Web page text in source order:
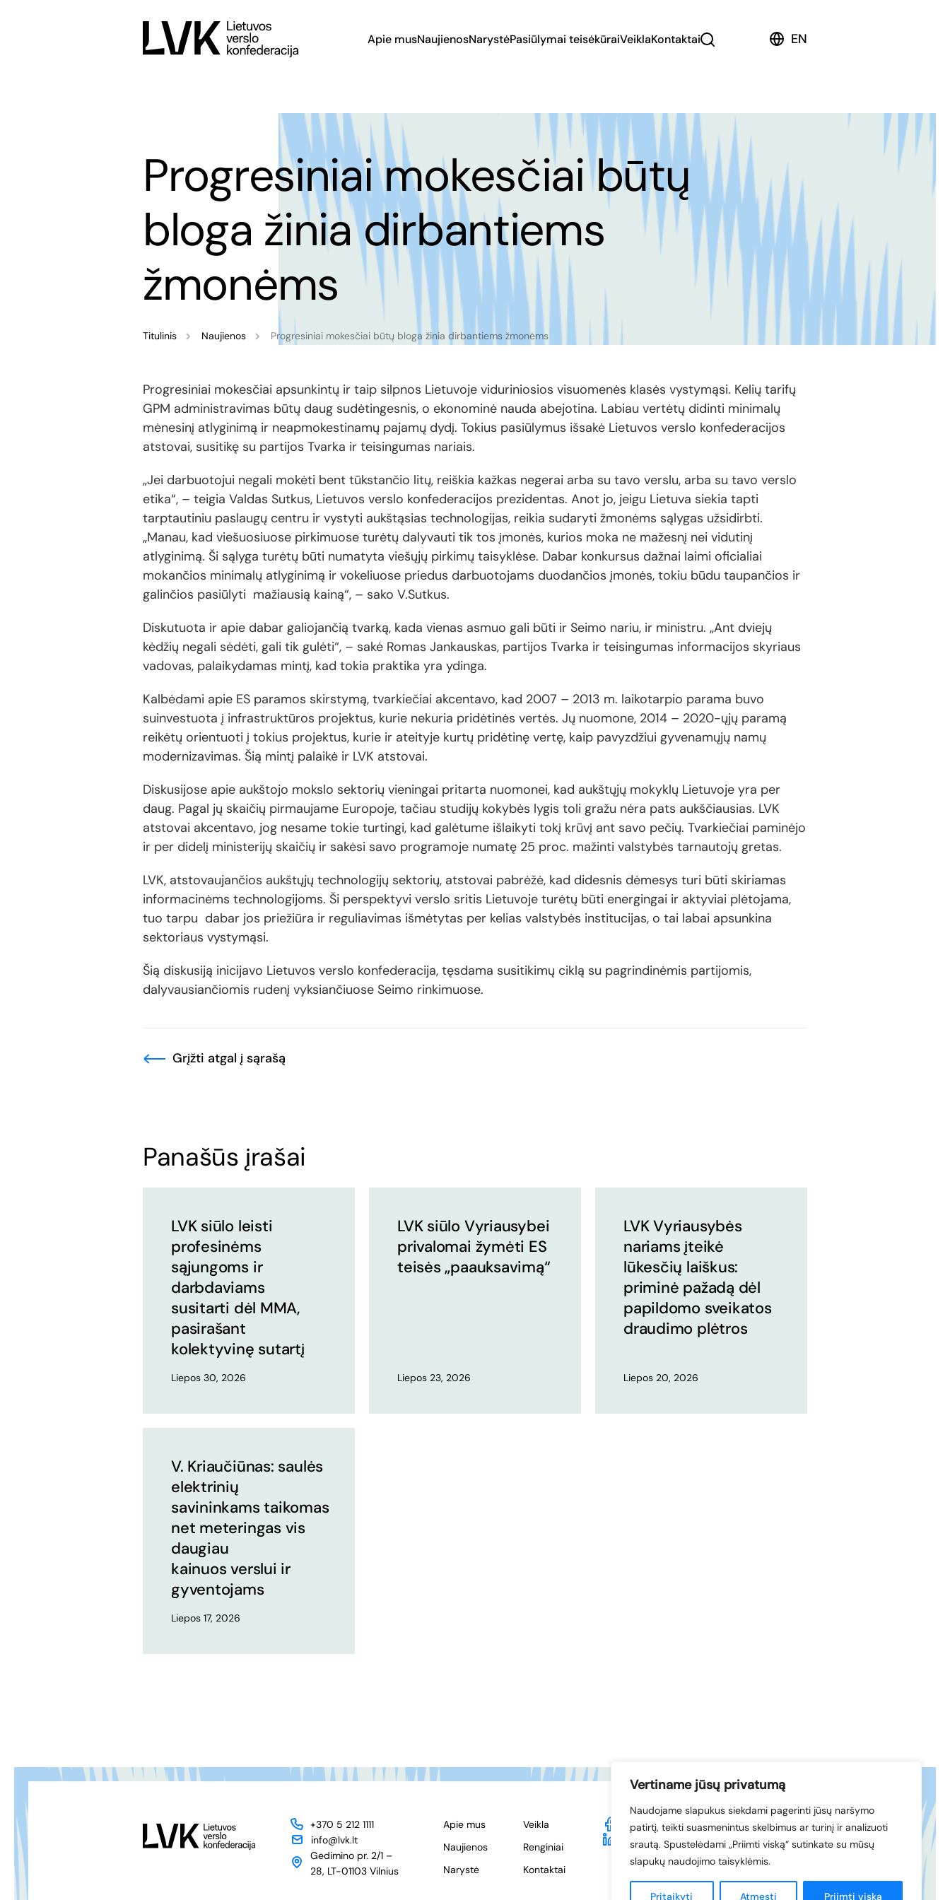
Vertiname jūsų privatumą
Naudojame slapukus siekdami pagerinti jūsų naršymo
patirtį, teikti suasmenintus skelbimus ar turinį ir analizuoti
srautą. Spustelėdami „Priimti viską“ sutinkate su mūsų
slapukų naudojimo taisyklėmis.
Pritaikyti Atmesti Priimti viską
Apie musNaujienosNarystėPasiūlymai teisėkūraiVeiklaKontaktai EN
Progresiniai mokesčiai būtų
bloga žinia dirbantiems
žmonėms
Titulinis Naujienos Progresiniai mokesčiai būtų bloga žinia dirbantiems žmonėms
Progresiniai mokesčiai apsunkintų ir taip silpnos Lietuvoje viduriniosios visuomenės klasės vystymąsi. Kelių tarifų
GPM administravimas būtų daug sudėtingesnis, o ekonominė nauda abejotina. Labiau vertėtų didinti minimalų
mėnesinį atlyginimą ir neapmokestinamų pajamų dydį. Tokius pasiūlymus išsakė Lietuvos verslo konfederacijos
atstovai, susitikę su partijos Tvarka ir teisingumas nariais.
„Jei darbuotojui negali mokėti bent tūkstančio litų, reiškia kažkas negerai arba su tavo verslu, arba su tavo verslo
etika“, – teigia Valdas Sutkus, Lietuvos verslo konfederacijos prezidentas. Anot jo, jeigu Lietuva siekia tapti
tarptautiniu paslaugų centru ir vystyti aukštąsias technologijas, reikia sudaryti žmonėms sąlygas užsidirbti.
„Manau, kad viešuosiuose pirkimuose turėtų dalyvauti tik tos įmonės, kurios moka ne mažesnį nei vidutinį
atlyginimą. Ši sąlyga turėtų būti numatyta viešųjų pirkimų taisyklėse. Dabar konkursus dažnai laimi oficialiai
mokančios minimalų atlyginimą ir vokeliuose priedus darbuotojams duodančios įmonės, tokiu būdu taupančios ir
galinčios pasiūlyti mažiausią kainą“, – sako V.Sutkus.
Diskutuota ir apie dabar galiojančią tvarką, kada vienas asmuo gali būti ir Seimo nariu, ir ministru. „Ant dviejų
kėdžių negali sėdėti, gali tik gulėti“, – sakė Romas Jankauskas, partijos Tvarka ir teisingumas informacijos skyriaus
vadovas, palaikydamas mintį, kad tokia praktika yra ydinga.
Kalbėdami apie ES paramos skirstymą, tvarkiečiai akcentavo, kad 2007 – 2013 m. laikotarpio parama buvo
suinvestuota į infrastruktūros projektus, kurie nekuria pridėtinės vertės. Jų nuomone, 2014 – 2020-ųjų paramą
reikėtų orientuoti į tokius projektus, kurie ir ateityje kurtų pridėtinę vertę, kaip pavyzdžiui gyvenamųjų namų
modernizavimas. Šią mintį palaikė ir LVK atstovai.
Diskusijose apie aukštojo mokslo sektorių vieningai pritarta nuomonei, kad aukštųjų mokyklų Lietuvoje yra per
daug. Pagal jų skaičių pirmaujame Europoje, tačiau studijų kokybės lygis toli gražu nėra pats aukščiausias. LVK
atstovai akcentavo, jog nesame tokie turtingi, kad galėtume išlaikyti tokį krūvį ant savo pečių. Tvarkiečiai paminėjo
ir per didelį ministerijų skaičių ir sakėsi savo programoje numatę 25 proc. mažinti valstybės tarnautojų gretas.
LVK, atstovaujančios aukštųjų technologijų sektorių, atstovai pabrėžė, kad didesnis dėmesys turi būti skiriamas
informacinėms technologijoms. Ši perspektyvi verslo sritis Lietuvoje turėtų būti energingai ir aktyviai plėtojama,
tuo tarpu dabar jos priežiūra ir reguliavimas išmėtytas per kelias valstybės institucijas, o tai labai apsunkina
sektoriaus vystymąsi.
Šią diskusiją inicijavo Lietuvos verslo konfederacija, tęsdama susitikimų ciklą su pagrindinėmis partijomis,
dalyvausiančiomis rudenį vyksiančiuose Seimo rinkimuose.
Grįžti atgal į sąrašą
Panašūs įrašai
LVK siūlo leisti
profesinėms
sąjungoms ir
darbdaviams
susitarti dėl MMA,
pasirašant
kolektyvinę sutartį
Liepos 30, 2026
LVK siūlo Vyriausybei
privalomai žymėti ES
teisės „paauksavimą“
Liepos 23, 2026
LVK Vyriausybės
nariams įteikė
lūkesčių laiškus:
priminė pažadą dėl
papildomo sveikatos
draudimo plėtros
Liepos 20, 2026
V. Kriaučiūnas: saulės
elektrinių
savininkams taikomas
net meteringas vis
daugiau
kainuos verslui ir
gyventojams
Liepos 17, 2026
+370 5 212 1111
info@lvk.lt
Gedimino pr. 2/1 –
28, LT-01103 Vilnius
Apie mus
Naujienos
Narystė
Veikla
Renginiai
Kontaktai
Facebook
LinkedIn
© 1994-2026 LVK